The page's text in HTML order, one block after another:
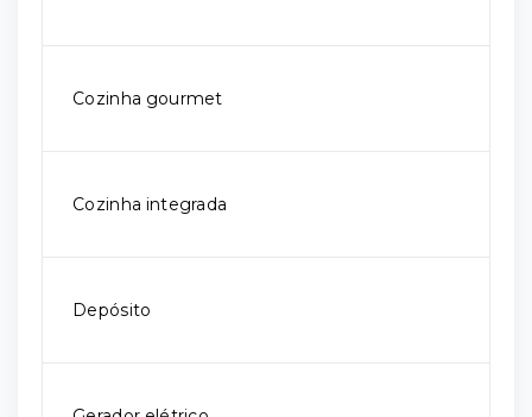
Cozinha gourmet
Cozinha integrada
Depósito